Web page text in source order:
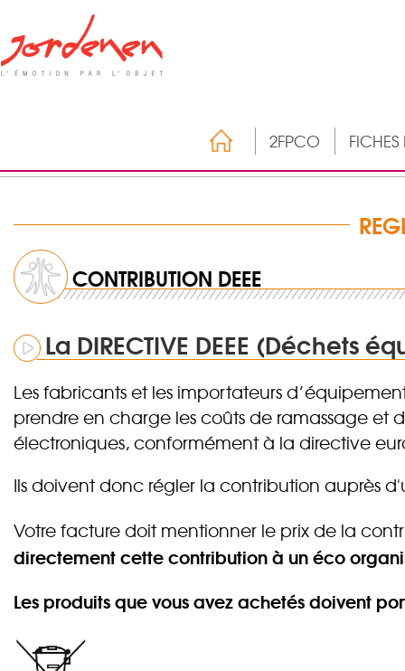
2FPCO
CONTRIBUTION DEEE
La DIRECTIVE DEEE (Déchets
Les fabricants et les importateurs
prendre en charge les coûts de ramassage et
électroniques, conformément à la directive
Ils doivent donc régler la contribution auprès
Votre facture doit mentionner le prix de la
directement cette contribution à un éco
Les produits que vous avez achetés doivent